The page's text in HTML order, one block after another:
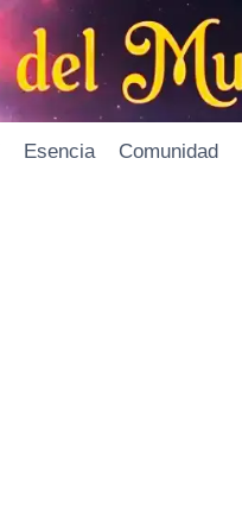
Esencia Comunidad